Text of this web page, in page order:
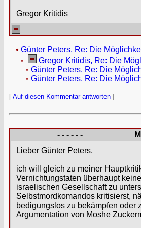
Gregor Kritidis
Günter Peters, Re: Die
Gregor Kritidis, Re: Die
Günter Peters, Re: Die
Günter Peters, Re: Die
[ Auf diesen Kommentar antworten ]
- - - - - -
Lieber Günter Peters,
ich will gleich zu meiner
Vernichtungstaten überhaupt
israelischen Gesellschaft zu
Selbstmordkomandos kritisierst,
bedigungslos zu bekämpfen oder
Argumentation von Moshe